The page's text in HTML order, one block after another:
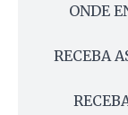
ONDE
RECEBA